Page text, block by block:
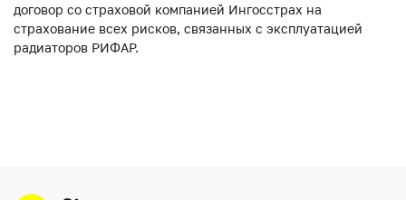
договор со страховой компанией Ингосстрах на
страхование всех рисков, связанных с эксплуатацией
радиаторов РИФАР.